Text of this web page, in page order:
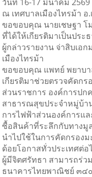
ณ เทศบาลเมืองไทรม้า อ
ขอขอบคุณ นายเชษฐา โ
ที่ได้ให้เกียรติมาเป็นประ
ผู้กล่าวรายงาน จ่าสิบเอ
เมืองไทรม้า
ขอขอบคุณ แพทย์ พยาบ
เกียรติมาช่วยตรวจคัดก
ส่วนราชการ องค์การป
สาธารณสุขประจำหมู่บ้า
การไฟฟ้าส่วนองค์การ
ซื้อสินค้าที่ระลึกกับทางมู
นำไปใช้ในการคัดกรองม
ด้อยโอกาสทั่วประเทศต่อ
ผู้มีจิตศรัทธา สามารถร่
ธนาคารไทยพาณิชย์ ๓๔